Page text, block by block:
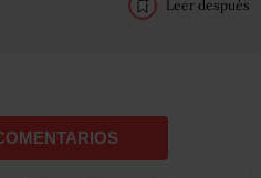
Leer después